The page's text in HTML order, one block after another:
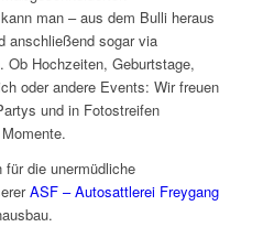
man – aus dem Bulli heraus
anschließend sogar via
Ob Hochzeiten, Geburtstage,
oder andere Events: Wir freuen
und in Fotostreifen
die unermüdliche
ASF – Autosattlerei Freygang